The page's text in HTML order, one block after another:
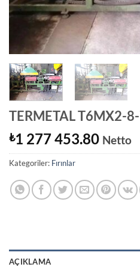
TERMETAL T6MX2-
₺1 277 453.80 Netto
Kategoriler: Fırınlar
AÇIKLAMA